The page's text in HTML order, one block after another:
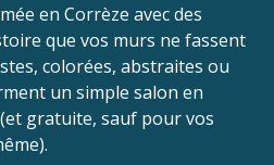
en Corrèze avec des
que vos murs ne fassent
colorées, abstraites ou
un simple salon en
gratuite, sauf pour vos